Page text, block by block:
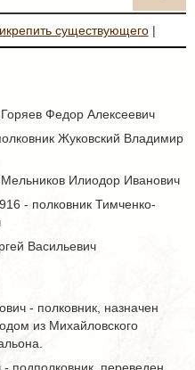
существующего|
Федор Алексеевич
Жуковский Владимир
Илиодор Иванович
- полковник Тимченко-
Васильевич
- полковник, назначен
из Михайловского